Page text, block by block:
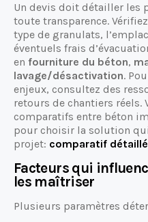
Un devis doit détailler les
toute transparence.
type de granulats,
éventuels frais
en fourniture du béton,
lavage/désactivation.
enjeux, consultez des
retours de chantiers réels.
comparatifs entre béton
pour choisir la solution
projet: comparatif détaillé
Facteurs qui
les maîtriser
Plusieurs paramètres